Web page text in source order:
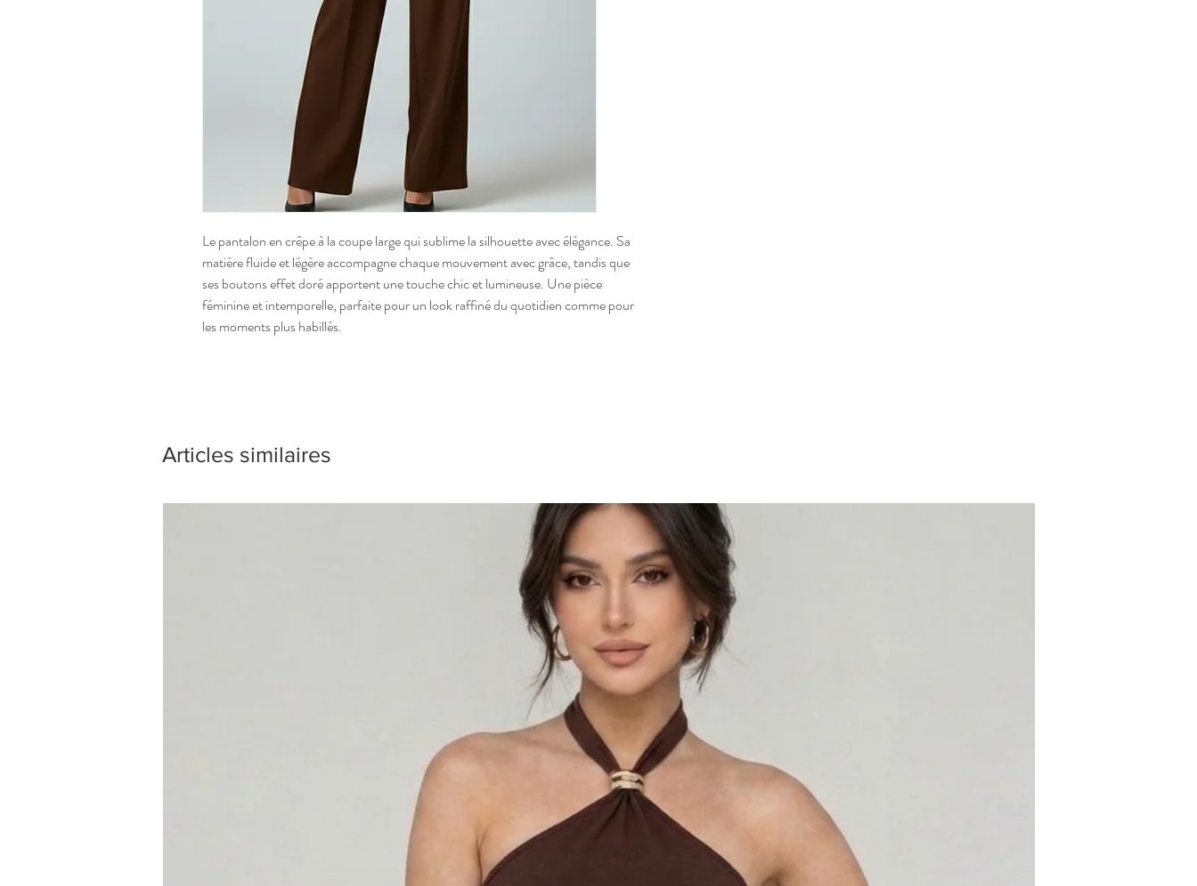
Le pantalon en crêpe à la coupe large qui sublime la silhouette avec élégance. Sa
matière fluide et légère accompagne chaque mouvement avec grâce, tandis que
ses boutons effet doré apportent une touche chic et lumineuse. Une pièce
féminine et intemporelle, parfaite pour un look raffiné du quotidien comme pour
les moments plus habillés.
Articles similaires